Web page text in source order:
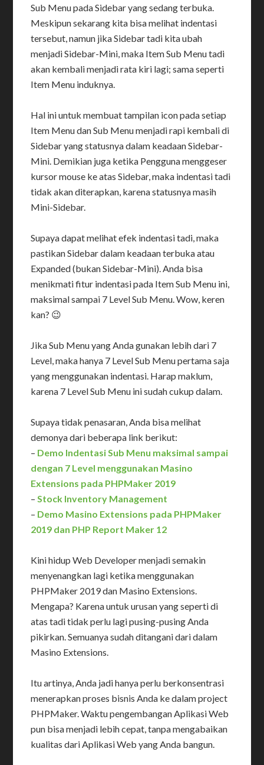
Sub Menu pada Sidebar yang sedang terbuka.
Meskipun sekarang kita bisa melihat indentasi
tersebut, namun jika Sidebar tadi kita ubah
menjadi Sidebar-Mini, maka Item Sub Menu tadi
akan kembali menjadi rata kiri lagi; sama seperti
Item Menu induknya.
Hal ini untuk membuat tampilan icon pada setiap
Item Menu dan Sub Menu menjadi rapi kembali di
Sidebar yang statusnya dalam keadaan Sidebar-
Mini. Demikian juga ketika Pengguna menggeser
kursor mouse ke atas Sidebar, maka indentasi tadi
tidak akan diterapkan, karena statusnya masih
Mini-Sidebar.
Supaya dapat melihat efek indentasi tadi, maka
pastikan Sidebar dalam keadaan terbuka atau
Expanded (bukan Sidebar-Mini). Anda bisa
menikmati fitur indentasi pada Item Sub Menu ini,
maksimal sampai 7 Level Sub Menu. Wow, keren
kan? 😉
Jika Sub Menu yang Anda gunakan lebih dari 7
Level, maka hanya 7 Level Sub Menu pertama saja
yang menggunakan indentasi. Harap maklum,
karena 7 Level Sub Menu ini sudah cukup dalam.
Supaya tidak penasaran, Anda bisa melihat
demonya dari beberapa link berikut:
– Demo Indentasi Sub Menu maksimal sampai
dengan 7 Level menggunakan Masino
Extensions pada PHPMaker 2019
–Stock Inventory Management
– Demo Masino Extensions pada PHPMaker
2019 dan PHP Report Maker 12
Kini hidup Web Developer menjadi semakin
menyenangkan lagi ketika menggunakan
PHPMaker 2019 dan Masino Extensions.
Mengapa? Karena untuk urusan yang seperti di
atas tadi tidak perlu lagi pusing-pusing Anda
pikirkan. Semuanya sudah ditangani dari dalam
Masino Extensions.
Itu artinya, Anda jadi hanya perlu berkonsentrasi
menerapkan proses bisnis Anda ke dalam project
PHPMaker. Waktu pengembangan Aplikasi Web
pun bisa menjadi lebih cepat, tanpa mengabaikan
kualitas dari Aplikasi Web yang Anda bangun.